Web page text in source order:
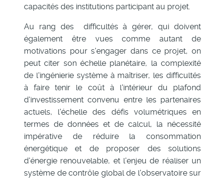
capacités des institutions participant au projet.
Au rang des difficultés à gérer, qui doivent
également être vues comme autant de
motivations pour s'engager dans ce projet, on
peut citer son échelle planétaire, la complexité
de l'ingénierie système à maîtriser, les difficultés
à faire tenir le coût à l'intérieur du plafond
d'investissement convenu entre les partenaires
actuels, l'échelle des défis volumétriques en
termes de données et de calcul, la nécessité
impérative de réduire la consommation
énergétique et de proposer des solutions
d'énergie renouvelable, et l'enjeu de réaliser un
système de contrôle global de l'observatoire sur